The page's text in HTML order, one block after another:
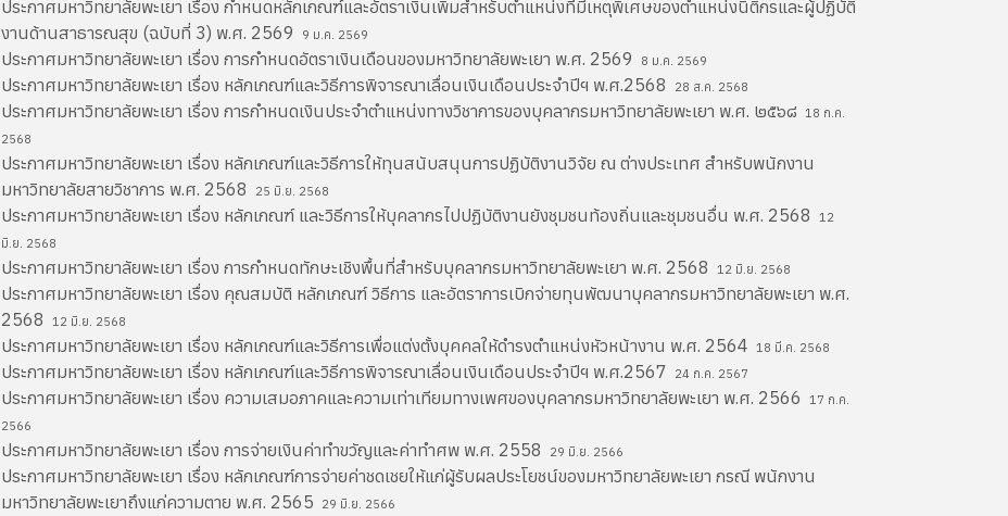
ประกาศมหาวิทยาลัยพะเยา เรื่อง กำหนดหลักเกณฑ์และอัตราเงินเพิ่มสำหรับตำแหน่งที่มีเหตุพิเศษของตำแหน่งนิติกรและผู้ปฏิบัติ
งานด้านสาธารณสุข (ฉบับที่ 3) พ.ศ. 2569
9 ม.ค. 2569
ประกาศมหาวิทยาลัยพะเยา เรื่อง การกำหนดอัตราเงินเดือนของมหาวิทยาลัยพะเยา พ.ศ. 2569 8 ม.ค. 2569
ประกาศมหาวิทยาลัยพะเยา เรื่อง หลักเกณฑ์และวิธีการพิจารณาเลื่อนเงินเดือนประจำปีฯ พ.ศ.2568 28 ส.ค. 2568
ประกาศมหาวิทยาลัยพะเยา เรื่อง การกำหนดเงินประจำตำแหน่งทางวิชาการของบุคลากรมหาวิทยาลัยพะเยา พ.ศ. ๒๕๖๘ 18 ก.ค.
2568
ประกาศมหาวิทยาลัยพะเยา เรื่อง หลักเกณฑ์และวิธีการให้ทุนสนับสนุนการปฏิบัติงานวิจัย ณ ต่างประเทศ สำหรับพนักงาน
มหาวิทยาลัยสายวิชาการ พ.ศ. 2568
25 มิ.ย. 2568
ประกาศมหาวิทยาลัยพะเยา เรื่อง หลักเกณฑ์ และวิธีการให้บุคลากรไปปฏิบัติงานยังชุมชนท้องถิ่นและชุมชนอื่น พ.ศ. 2568
12
มิ.ย. 2568
ประกาศมหาวิทยาลัยพะเยา เรื่อง การกำหนดทักษะเชิงพื้นที่สำหรับบุคลากรมหาวิทยาลัยพะเยา พ.ศ. 2568 12 มิ.ย. 2568
ประกาศมหาวิทยาลัยพะเยา เรื่อง คุณสมบัติ หลักเกณฑ์ วิธีการ และอัตราการเบิกจ่ายทุนพัฒนาบุคลากรมหาวิทยาลัยพะเยา พ.ศ.
2568
12 มิ.ย. 2568
ประกาศมหาวิทยาลัยพะเยา เรื่อง หลักเกณฑ์และวิธีการเพื่อแต่งตั้งบุคคลให้ดำรงตำแหน่งหัวหน้างาน พ.ศ. 2564 18 มี.ค. 2568
ประกาศมหาวิทยาลัยพะเยา เรื่อง หลักเกณฑ์และวิธีการพิจารณาเลื่อนเงินเดือนประจำปีฯ พ.ศ.2567 24 ก.ค. 2567
ประกาศมหาวิทยาลัยพะเยา เรื่อง ความเสมอภาคและความเท่าเทียมทางเพศของบุคลากรมหาวิทยาลัยพะเยา พ.ศ. 2566
17 ก.ค.
2566
ประกาศมหาวิทยาลัยพะเยา เรื่อง การจ่ายเงินค่าทำขวัญและค่าทำศพ พ.ศ. 2558 29 มิ.ย. 2566
ประกาศมหาวิทยาลัยพะเยา เรื่อง หลักเกณฑ์การจ่ายค่าชดเชยให้แก่ผู้รับผลประโยชน์ของมหาวิทยาลัยพะเยา กรณี พนักงาน
มหาวิทยาลัยพะเยาถึงแก่ความตาย พ.ศ. 2565
29 มิ.ย. 2566